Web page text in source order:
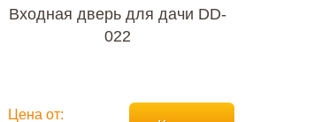
Входная дверь для дачи DD-
022
Цена от: